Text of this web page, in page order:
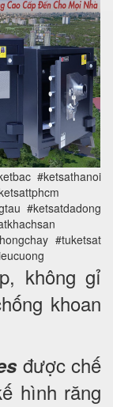
#ketsathanoi
#ketsatdadong
#tuketsat
không gỉ
khoan
được chế
hình răng